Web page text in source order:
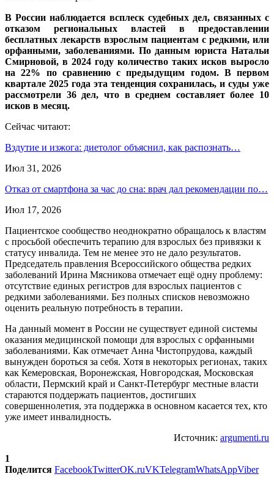
В России наблюдается всплеск судебных дел, связанных с
отказом региональных властей в предоставлении
бесплатных лекарств взрослым пациентам с редкими, или
орфанными, заболеваниями. По данным юриста Натальи
Смирновой, в 2024 году количество таких исков выросло
на 22% по сравнению с предыдущим годом. В первом
квартале 2025 года эта тенденция сохранилась, и суды уже
рассмотрели 36 дел, что в среднем составляет более 10
исков в месяц.
Сейчас читают:
Вздутие и изжога: диетолог объяснил, как распознать…
Июл 31, 2026
Отказ от смартфона за час до сна: врач дал рекомендации по…
Июл 17, 2026
Пациентское сообщество неоднократно обращалось к властям
с просьбой обеспечить терапию для взрослых без привязки к
статусу инвалида. Тем не менее это не дало результатов.
Председатель правления Всероссийского общества редких
заболеваний Ирина Мясникова отмечает ещё одну проблему:
отсутствие единых регистров для взрослых пациентов с
редкими заболеваниями. Без полных списков невозможно
оценить реальную потребность в терапии.
На данный момент в России не существует единой системы
оказания медицинской помощи для взрослых с орфанными
заболеваниями. Как отмечает Анна Чистопрудова, каждый
вынужден бороться за себя. Хотя в некоторых регионах, таких
как Кемеровская, Воронежская, Новгородская, Московская
области, Пермский край и Санкт-Петербург местные власти
стараются поддержать пациентов, достигших
совершеннолетия, эта поддержка в основном касается тех, кто
уже имеет инвалидность.
Источник: argumenti.ru
1
Поделится FacebookTwitterOK.ruVKTelegramWhatsAppViber